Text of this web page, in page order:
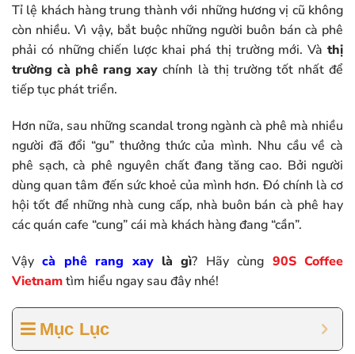
Tỉ lệ khách hàng trung thành với những hương vị cũ không
còn nhiều. Vì vậy, bắt buộc những người buôn bán cà phê
phải có những chiến lược khai phá thị trường mới. Và thị
trường cà phê rang xay chính là thị trường tốt nhất để
tiếp tục phát triển.
Hơn nữa, sau những scandal trong ngành cà phê mà nhiều
người đã đổi “gu” thưởng thức của mình. Nhu cầu về cà
phê sạch, cà phê nguyên chất đang tăng cao. Bởi người
dùng quan tâm đến sức khoẻ của mình hơn. Đó chính là cơ
hội tốt để những nhà cung cấp, nhà buôn bán cà phê hay
các quán cafe “cung” cái mà khách hàng đang “cần”.
Vậycà phê rang xaylà gì? Hãy cùng 90S Coffee
Vietnamtìm hiểu ngay sau đây nhé!
Mục Lục